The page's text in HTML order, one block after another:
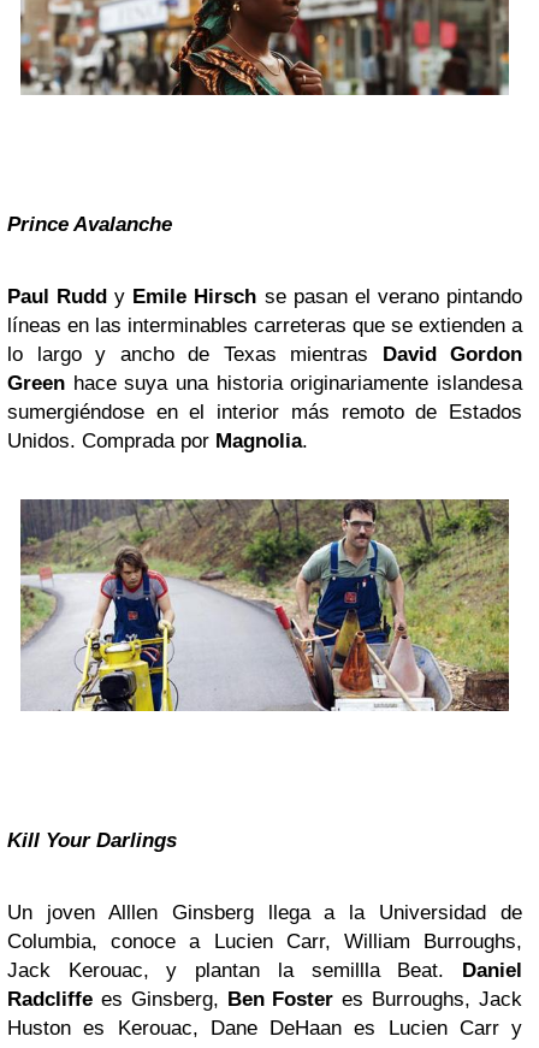
Prince Avalanche
Paul Rudd y Emile Hirsch se pasan el verano pintando
líneas en las interminables carreteras que se extienden a
lo largo y ancho de Texas mientras
David Gordon
Green hace suya una historia originariamente islandesa
sumergiéndose en el interior más remoto de Estados
Unidos. Comprada por Magnolia.
Kill Your Darlings
Un joven Alllen Ginsberg llega a la Universidad de
Columbia, conoce a Lucien Carr, William Burroughs,
Jack Kerouac, y plantan la semillla Beat.
Daniel
Radcliffe es Ginsberg, Ben Foster es Burroughs, Jack
Huston es Kerouac, Dane DeHaan es Lucien Carr y